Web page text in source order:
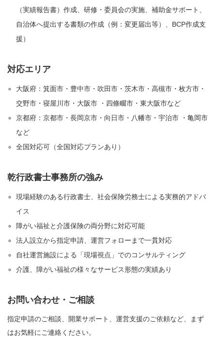
（実績報告書）作成、研修・委員会の実施、補助金サポート、
自治体へ提出する書類の作成（例：変更届出等）、BCP作成支
援）
対応エリア
大阪府：箕面市・豊中市・吹田市・茨木市・高槻市・枚方市・
交野市・寝屋川市・大阪市 ・四條畷市・東大阪市など
京都府：京都市・長岡京市・向日市・八幡市・宇治市 ・亀岡市
など
全国対応可（全国対応プランあり）
乾行政書士事務所の強み
現場経験のある行政書士、社会保険労務士による実務的アドバ
イス
障がい福祉と介護保険の両分野に対応可能
法人設立から指定申請、運営フォローまで一貫対応
自社運営施設による「現場視点」でのコンサルティング
介護、障がい福祉の様々なサービス形態の実績あり
お問い合わせ・ご相談
指定申請のご相談、開業サポート、運営支援のご依頼など、まず
はお気軽にご連絡ください。